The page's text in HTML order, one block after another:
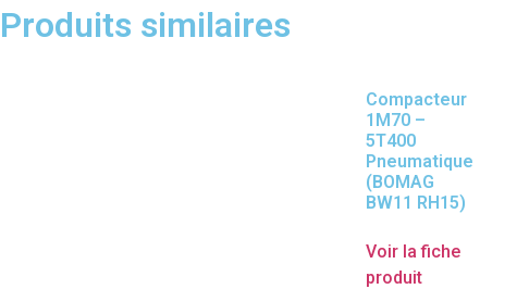
Produits similaires
Compacteur
1M70 –
5T400
Pneumatique
(BOMAG
BW11 RH15)
Voir la fiche
produit